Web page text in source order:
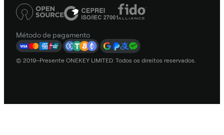
Método de pagamento
© 2019–Presente ONEKEY LIMITED. Todos os direitos reservados.